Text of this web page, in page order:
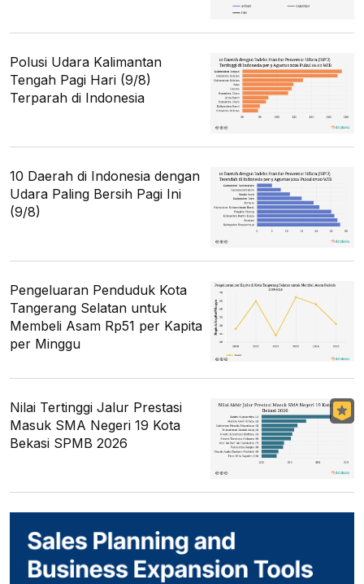
Polusi Udara Kalimantan
Tengah Pagi Hari (9/8)
Terparah di Indonesia
10 Daerah di Indonesia dengan
Udara Paling Bersih Pagi Ini
(9/8)
Pengeluaran Penduduk Kota
Tangerang Selatan untuk
Membeli Asam Rp51 per Kapita
per Minggu
Nilai Tertinggi Jalur Prestasi
Masuk SMA Negeri 19 Kota
Bekasi SPMB 2026